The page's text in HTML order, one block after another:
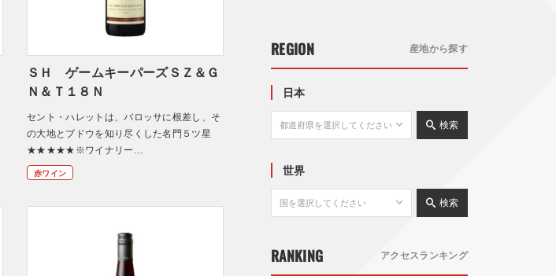
ＳＨ ゲームキーパーズＳＺ＆Ｇ
Ｎ＆Ｔ１８Ｎ
セント・ハレットは、バロッサに根差し、そ
の大地とブドウを知り尽くした名門５ツ星
★★★★★※ワイナリー…
赤ワイン
REGION 産地から探す
日本
検索
世界
検索
RANKING アクセスランキング